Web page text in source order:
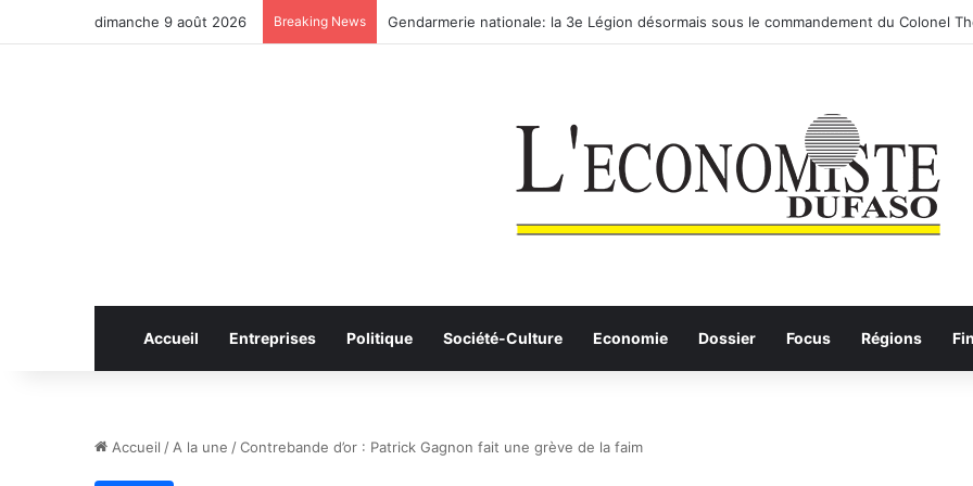
dimanche 9 août 2026 Breaking News Anhui: le pont routier-ferroviaire sur le Yangtsé de Ma’anshan entre dans la phase
Accueil Entreprises Politique Société-Culture Economie Dossier Focus Régions
Accueil / A la une /Contrebande d’or : Patrick Gagnon fait une grève de la faim